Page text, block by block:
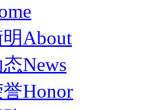
About
News
Honor